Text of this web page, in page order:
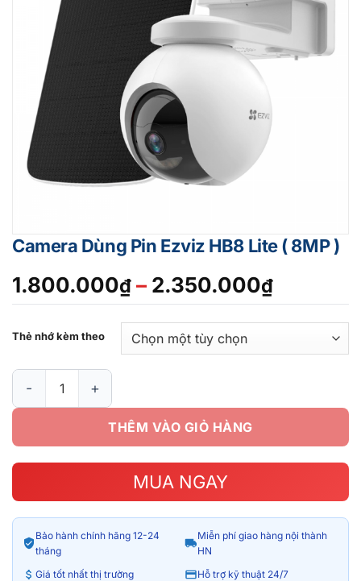
Camera Dùng Pin Ezviz HB8 Lite ( 8MP )
1.800.000₫ – 2.350.000₫Khoảng
giá:
từ
Thẻ nhớ kèm theo
THÊM VÀO GIỎ HÀNG
MUA NGAY
Bảo hành chính hãng 12-24
tháng
Miễn phí giao hàng nội thành
HN
Giá tốt nhất thị trường
Hỗ trợ kỹ thuật 24/7